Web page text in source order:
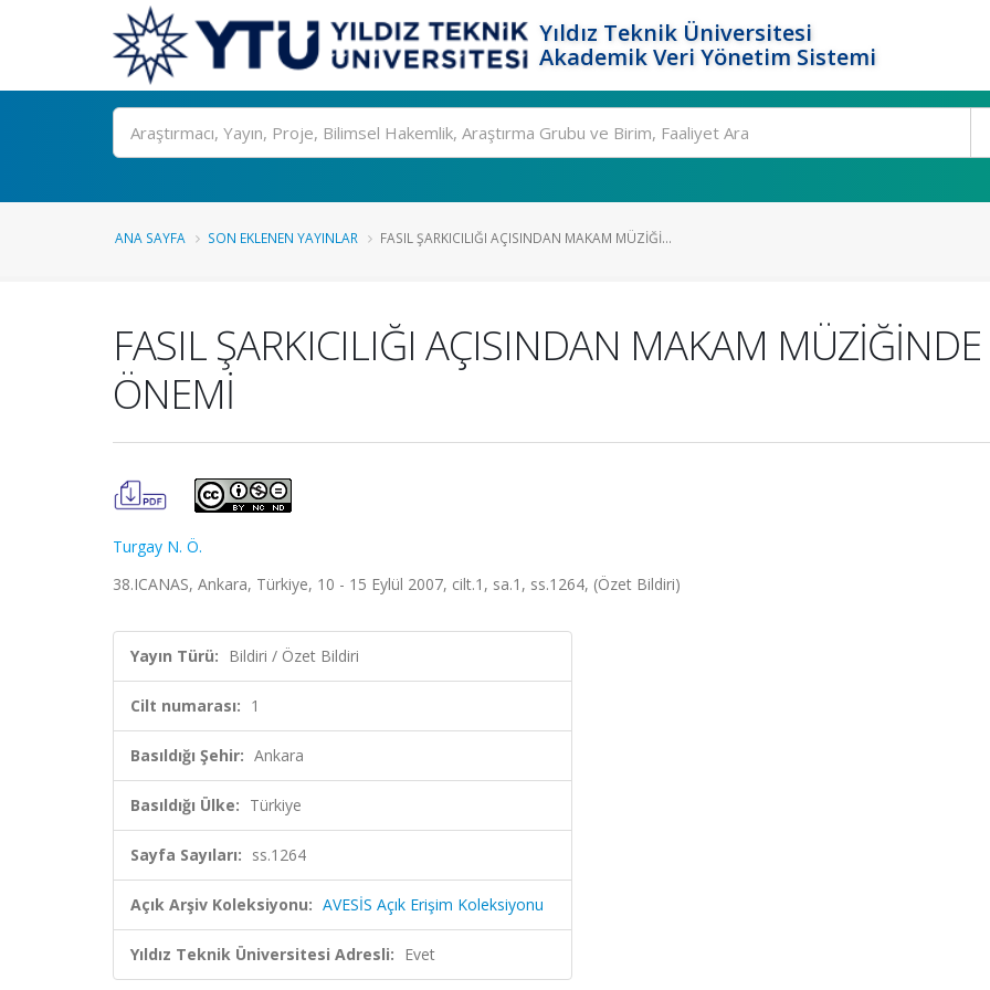
Yıldız Teknik Üniversitesi
Akademik Veri Yönetim Sistemi
Ara
ANA SAYFA SON EKLENEN YAYINLAR FASIL ŞARKICILIĞI AÇISINDAN MAKAM MÜZİĞİ...
FASIL ŞARKICILIĞI AÇISINDAN MAKAM
ÖNEMİ
Turgay N. Ö.
38.ICANAS, Ankara, Türkiye, 10 - 15 Eylül 2007, cilt.1, sa.1, ss.1264, (Özet Bildiri)
Yayın Türü: Bildiri / Özet Bildiri
Cilt numarası: 1
Basıldığı Şehir: Ankara
Basıldığı Ülke: Türkiye
Sayfa Sayıları: ss.1264
Açık Arşiv Koleksiyonu: AVESİS Açık Erişim Koleksiyonu
Yıldız Teknik Üniversitesi Adresli: Evet